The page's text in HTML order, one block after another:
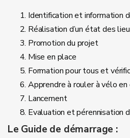
Identification et information
Réalisation d’un état des
Promotion du projet
Mise en place
Formation pour tous et
Apprendre à rouler à vélo en
Lancement
Evaluation et pérennisation
Le Guide de démarrage :